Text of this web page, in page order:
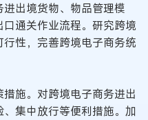
出境货物、物品管理模
通关作业流程。研究跨境
性，完善跨境电子商务统
施。对跨境电子商务进出
集中放行等便利措施。加